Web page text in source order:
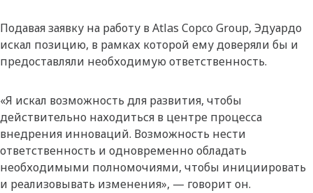
Подавая заявку на работу в Atlas Copco Group, Эдуардо
искал позицию, в рамках которой ему доверяли бы и
предоставляли необходимую ответственность.
«Я искал возможность для развития, чтобы
действительно находиться в центре процесса
внедрения инноваций. Возможность нести
ответственность и одновременно обладать
необходимыми полномочиями, чтобы инициировать
и реализовывать изменения», — говорит он.